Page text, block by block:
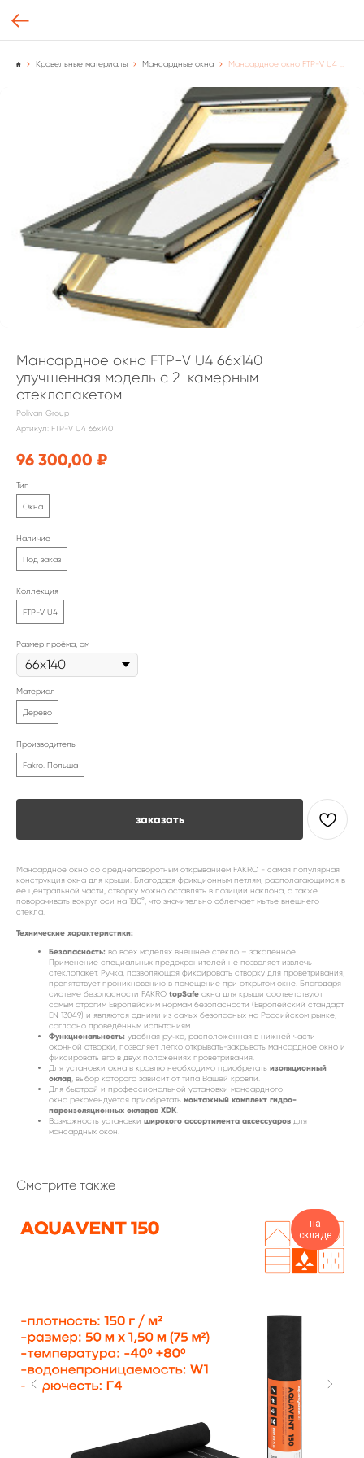
Кровельные материалы Мансардные окна
Мансардное окно FTP-V U4 66х140
улучшенная модель с 2-камерным
стеклопакетом
Polivan Group
Артикул: FTP-V U4 66х140
96 300,00 ₽
Тип
Окна
Наличие
Под заказ
Коллекция
FTP-V U4
Размер проёма, см
Материал
Дерево
Производитель
Fakro. Польша
заказать
Мансардное окно со среднеповоротным открыванием FAKRO - самая популярная
конструкция окна для крыши. Благодаря фрикционным петлям, располагающимся в
ее центральной части, створку можно оставлять в позиции наклона, а также
поворачивать вокруг оси на 180°, что значительно облегчает мытье внешнего
стекла.
Технические характеристики:
Безопасность: во всех моделях внешнее стекло – закаленное.
Применение специальных предохранителей не позволяет извлечь
стеклопакет. Ручка, позволяющая фиксировать створку для проветривания,
препятствует проникновению в помещение при открытом окне. Благодаря
системе безопасности FAKRO topSafe окна для крыши соответствуют
самым строгим Европейским нормам безопасности (Европейский стандарт
EN 13049) и являются одними из самых безопасных на Российском рынке,
согласно проведённым испытаниям.
Функциональность: удобная ручка, расположенная в нижней части
оконной створки, позволяет легко открывать-закрывать мансардное окно и
фиксировать его в двух положениях проветривания.
Для установки окна в кровлю необходимо приобретать изоляционный
оклад , выбор которого зависит от типа Вашей кровли.
Для быстрой и профессиональной установки мансардного
окна рекомендуется приобретать монтажный комплект гидро-
пароизоляционных окладов XDK
Возможность установки широкого ассортимента аксессуаров для
мансардных окон.
Смотрите также
на
складе